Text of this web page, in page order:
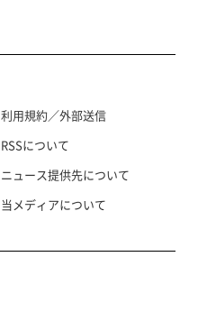
利用規約／外部送信
RSSについて
ニュース提供先について
当メディアについて